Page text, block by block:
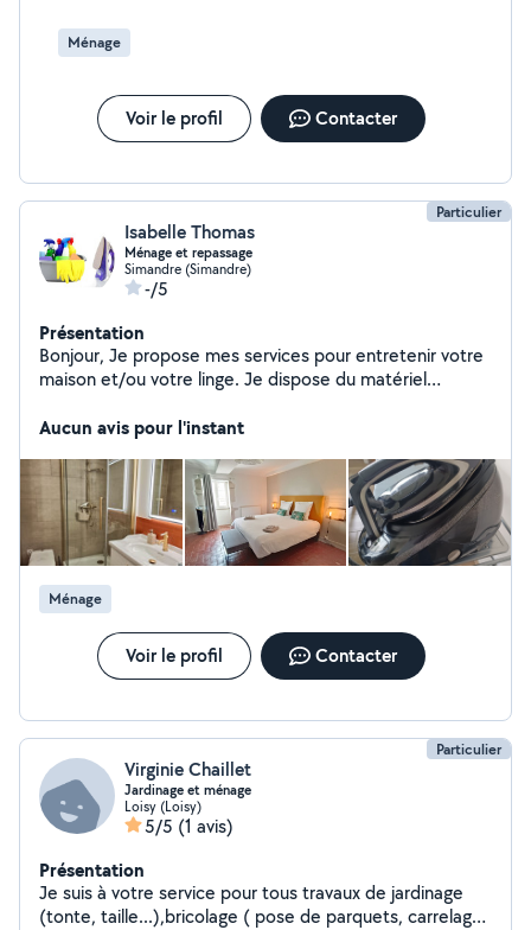
Ménage
Voir le profil Contacter
Particulier
Isabelle Thomas
Ménage et repassage
Simandre (Simandre)
-/5
Présentation
Bonjour, Je propose mes services pour entretenir votre
maison et/ou votre linge. Je dispose du matériel
crédit d'impôt. Je collabore avec la coopérative Accès
crédit d'impôt. Je gère actuellement mon gîte ainsi que
la facturation de la société de mon compagnon. Il me
reste quelques créneaux disponibles en semaine. Je
peux me déplacer jusqu'à environ 10 minutes de
Simandre. Isabelle
Aucun avis pour l'instant
Ménage
Voir le profil Contacter
Particulier
Virginie Chaillet
Jardinage et ménage
Loisy (Loisy)
5/5 (1 avis)
Présentation
Je suis à votre service pour tous travaux de jardinage
(tonte, taille...),bricolage ( pose de parquets, carrelage,